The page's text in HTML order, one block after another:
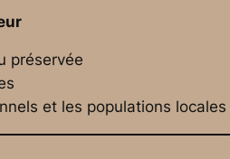
préservée
et les populations locales